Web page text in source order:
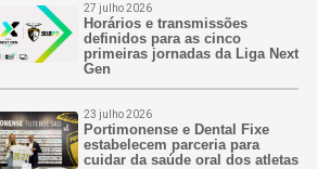
27 julho 2026
Horários e transmissões
definidos para as cinco
primeiras jornadas da Liga Next
Gen
23 julho 2026
Portimonense e Dental Fixe
estabelecem parceria para
cuidar da saúde oral dos atletas